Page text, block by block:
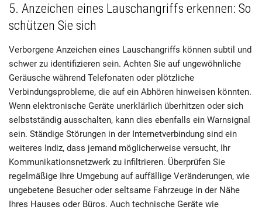
5. Anzeichen eines Lauschangriffs erkennen: So
schützen Sie sich
Verborgene Anzeichen eines Lauschangriffs können subtil und
schwer zu identifizieren sein. Achten Sie auf ungewöhnliche
Geräusche während Telefonaten oder plötzliche
Verbindungsprobleme, die auf ein Abhören hinweisen könnten.
Wenn elektronische Geräte unerklärlich überhitzen oder sich
selbstständig ausschalten, kann dies ebenfalls ein Warnsignal
sein. Ständige Störungen in der Internetverbindung sind ein
weiteres Indiz, dass jemand möglicherweise versucht, Ihr
Kommunikationsnetzwerk zu infiltrieren. Überprüfen Sie
regelmäßige Ihre Umgebung auf auffällige Veränderungen, wie
ungebetene Besucher oder seltsame Fahrzeuge in der Nähe
Ihres Hauses oder Büros. Auch technische Geräte wie